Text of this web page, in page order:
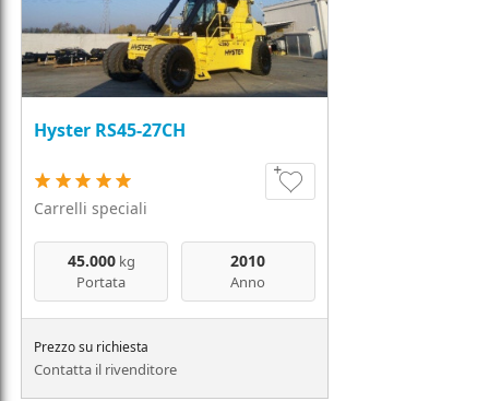
Hyster RS45-27CH
Carrelli speciali
45.000kg
Portata
2010
Anno
Prezzo su richiesta
Contatta il rivenditore